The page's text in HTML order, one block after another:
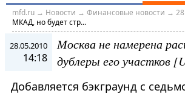
mfd.ru→ Новости → Финансовые новости →
МКАД, но будет стр...
28.05.2010
14:18
Москва не намерена
дублеры его участков
Добавляется бэкграунд с